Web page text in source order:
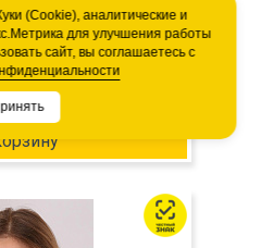
Р/шт.
Р/упак.
в упаковке
38-40
1-3 мес
(Cookie), аналитические и
для улучшения работы
сайт, вы соглашаетесь с